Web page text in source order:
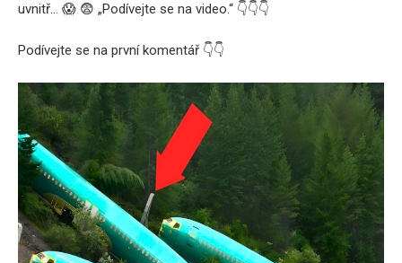
uvnitř… 😱 😨 „Podívejte se na video.“ 👇👇👇
Podívejte se na první komentář 👇👇